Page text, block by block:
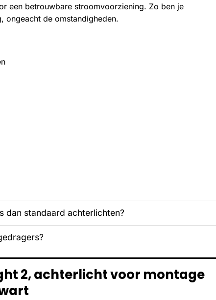
een betrouwbare stroomvoorziening. Zo ben je
ongeacht de omstandigheden.
dan standaard achterlichten?
2, achterlicht voor montage